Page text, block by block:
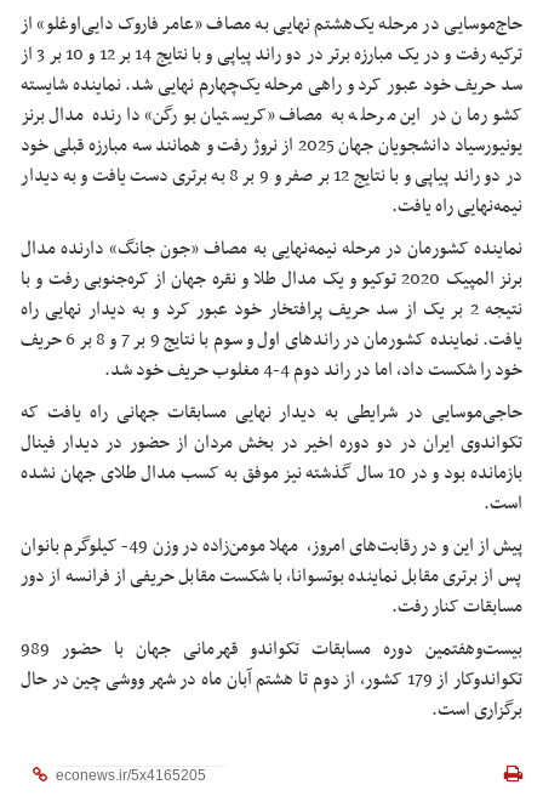
حاج‌موسایی در مرحله یک‌هشتم نهایی به مصاف «عامر فاروک دایی‌اوغلو» از
ترکیه رفت و در یک مبارزه برتر در دو راند پیاپی و با نتایج 14 بر 12 و 10 بر 3 از
سد حریف خود عبور کرد و راهی مرحله یک‌چهارم نهایی شد. نماینده شایسته
کشورمان در این مرحله به مصاف «کریستیان بورگن» دارنده مدال برنز
یونیورسیاد دانشجویان جهان 2025 از نروژ رفت و همانند سه مبارزه قبلی خود
در دو راند پیاپی و با نتایج 12 بر صفر و 9 بر 8 به برتری دست یافت و به دیدار
نیمه‌نهایی راه یافت.
نماینده کشورمان در مرحله نیمه‌نهایی به مصاف «جون جانگ» دارنده مدال
برنز المپیک 2020 توکیو و یک مدال طلا و نقره جهان از کره‌جنوبی رفت و با
نتیجه 2 بر یک از سد حریف پرافتخار خود عبور کرد و به دیدار نهایی راه
یافت. نماینده کشورمان در راندهای اول و سوم با نتایج 9 بر 7 و 8 بر 6 حریف
خود را شکست داد، اما در راند دوم 4-4 مغلوب حریف خود شد.
حاجی‌موسایی در شرایطی به دیدار نهایی مسابقات جهانی راه یافت که
تکواندوی ایران در دو دوره اخیر در بخش مردان از حضور در دیدار فینال
بازمانده بود و در 10 سال گذشته نیز موفق به کسب مدال طلای جهان نشده
است.
پیش از این و در رقابت‌های امروز، مهلا مومن‌زاده در وزن 49- کیلوگرم بانوان
پس از برتری مقابل نماینده بوتسوانا، با شکست مقابل حریفی از فرانسه از دور
مسابقات کنار رفت.
بیست‌وهفتمین دوره مسابقات تکواندو قهرمانی جهان با حضور 989
تکواندوکار از 179 کشور، از دوم تا هشتم آبان ماه در شهر ووشی چین در حال
برگزاری است.